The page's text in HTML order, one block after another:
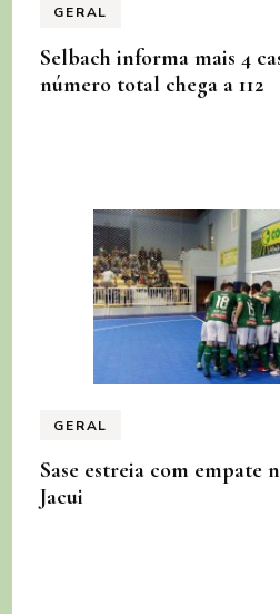
GERAL
Selbach informa mais 4
número total chega a 112
GERAL
Sase estreia com empate
Jacui